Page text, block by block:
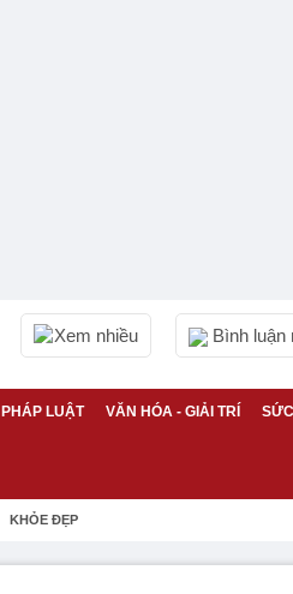
Xem nhiều Bình luận
PHÁP LUẬT VĂN HÓA - GIẢI TRÍ
KHỎE ĐẸP